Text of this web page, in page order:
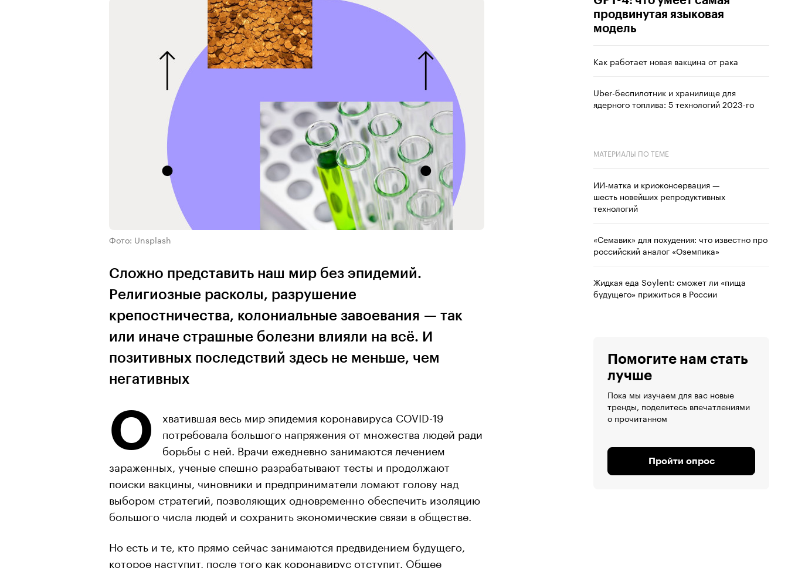
Фото: Unsplash
Сложно представить наш мир без эпидемий.
Религиозные расколы, разрушение
крепостничества, колониальные завоевания — так
или иначе страшные болезни влияли на всё. И
позитивных последствий здесь не меньше, чем
негативных
О
хватившая весь мир эпидемия коронавируса COVID-19
потребовала большого напряжения от множества людей ради
борьбы с ней. Врачи ежедневно занимаются лечением
зараженных, ученые спешно разрабатывают тесты и продолжают
поиски вакцины, чиновники и предприниматели ломают голову над
выбором стратегий, позволяющих одновременно обеспечить изоляцию
большого числа людей и сохранить экономические связи в обществе.
Но есть и те, кто прямо сейчас занимаются предвидением будущего,
которое наступит, после того как коронавирус отступит. Общее
продвинутая языковая
модель
Как работает новая вакцина от рака
Uber-беспилотник и хранилище для
ядерного топлива: 5 технологий 2023-го
МАТЕРИАЛЫ ПО ТЕМЕ
ИИ-матка и криоконсервация —
шесть новейших репродуктивных
технологий
«Семавик» для похудения: что известно про
российский аналог «Оземпика»
Жидкая еда Soylent: сможет ли «пища
будущего» прижиться в России
Помогите нам стать
лучше
Пока мы изучаем для вас новые
тренды, поделитесь впечатлениями
о прочитанном
Пройти опрос